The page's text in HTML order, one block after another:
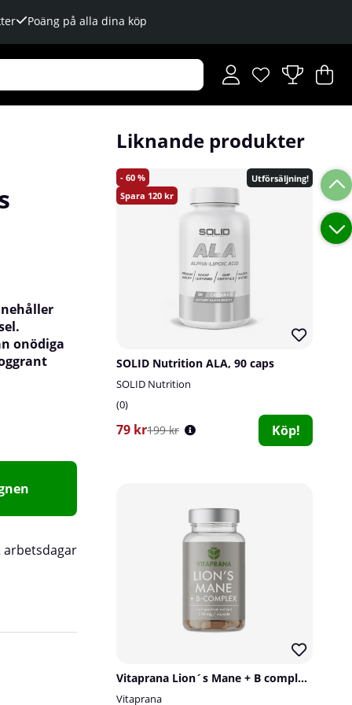
Poäng på alla dina köp
Önskelista
Antal i
.
.
onödiga
arbetsdagar
Liknande produkter
60
120
Utförsäljning!
SOLID Nutrition ALA, 90 caps
SOLID Nutrition
0
79 kr199 kr Köp!
Vitaprana Lion´s Mane + B complex, 50 caps
Vitaprana
Syraresistent kapsel med
kvalitet